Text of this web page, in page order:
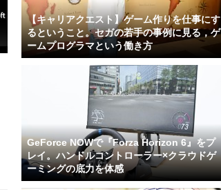
【キャリアクエスト】ゲーム作りを仕事にす
るということ。セガの若手の事例に見る，ゲ
ームプログラマという働き方
GeForce NOWで『Forza Horizon 6』をプ
レイ。ハンドルコントローラー×クラウドゲ
ーミングの底力を体感